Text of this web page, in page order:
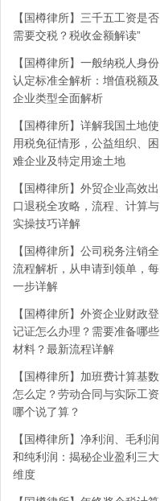
【国樽律所】三千五工资是否
需要交税？税收金额解读”
【国樽律所】一般纳税人身份
认定标准全解析：增值税额及
企业类型全面解析
【国樽律所】详解我国土地使
用税免征情形，公益组织、困
难企业及特定用途土地
【国樽律所】外贸企业高效出
口退税全攻略，流程、计算与
实操技巧详解
【国樽律所】公司税务注销全
流程解析，从申请到领单，每
一步详解
【国樽律所】外资企业财政登
记证怎么办理？需要准备哪些
材料？最新流程详解
【国樽律所】加班费计算基数
怎么定？劳动合同与实际工资
哪个说了算？
【国樽律所】净利润、毛利润
和纯利润：揭秘企业盈利三大
维度